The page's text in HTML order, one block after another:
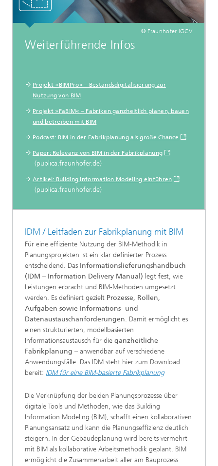
© Fraunhofer IGCV
Weiterführende Infos
Projekt »BIMPro« – Bestandsdigitalisierung zur
Nutzung von BIM
Projekt »FaBIM« – Fabriken ganzheitlich planen, bauen
und betreiben mit BIM
Podcast: BIM in der Fabrikplanung als große Chance
Paper: Relevanz von BIM in der Fabrikplanung
(publica.fraunhofer.de)
Artikel: Building Information Modeling einführen
(publica.fraunhofer.de)
IDM / Leitfaden zur Fabrikplanung mit BIM
Für eine effiziente Nutzung der BIM-Methodik in
Planungsprojekten ist ein klar definierter Prozess
entscheidend. Das Informationslieferungshandbuch
(IDM – Information Delivery Manual) legt fest, wie
Leistungen erbracht und BIM-Methoden umgesetzt
werden. Es definiert gezielt Prozesse, Rollen,
Aufgaben sowie Informations- und
Datenaustauschanforderungen. Damit ermöglicht es
einen strukturierten, modellbasierten
Informationsaustausch für die ganzheitliche
Fabrikplanung – anwendbar auf verschiedene
Anwendungsfälle. Das IDM steht hier zum Download
bereit: IDM für eine BIM-basierte Fabrikplanung
Die Verknüpfung der beiden Planungsprozesse über
digitale Tools und Methoden, wie das Building
Information Modeling (BIM), schafft einen kollaborativen
Planungsansatz und kann die Planungseffizienz deutlich
steigern. In der Gebäudeplanung wird bereits vermehrt
mit BIM als kollaborative Arbeitsmethodik geplant. BIM
ermöglicht die Zusammenarbeit aller am Bauprozess